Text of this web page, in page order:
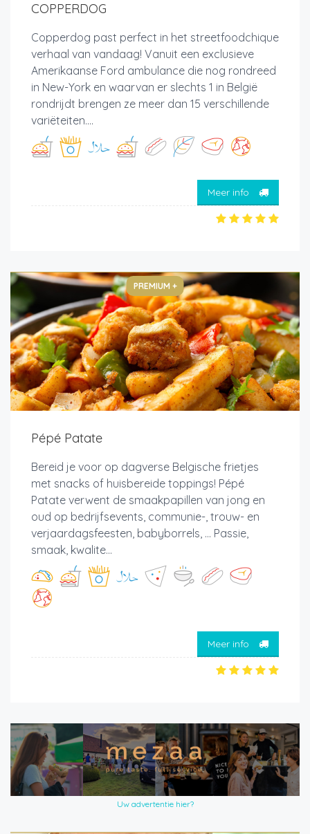
COPPERDOG
Copperdog past perfect in het streetfoodchique
verhaal van vandaag! Vanuit een exclusieve
Amerikaanse Ford ambulance die nog rondreed
in New-York en waarvan er slechts 1 in België
rondrijdt brengen ze meer dan 15 verschillende
variëteiten....
Meer info
PREMIUM +
Pépé Patate
Bereid je voor op dagverse Belgische frietjes
met snacks of huisbereide toppings! Pépé
Patate verwent de smaakpapillen van jong en
oud op bedrijfsevents, communie-, trouw- en
verjaardagsfeesten, babyborrels, ... Passie,
smaak, kwalite...
Meer info
Uw advertentie hier?